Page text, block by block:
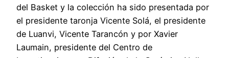
del Basket y la colección ha sido presentada por
el presidente taronja Vicente Solá, el presidente
de Luanvi, Vicente Tarancón y por Xavier
Laumain, presidente del Centro de